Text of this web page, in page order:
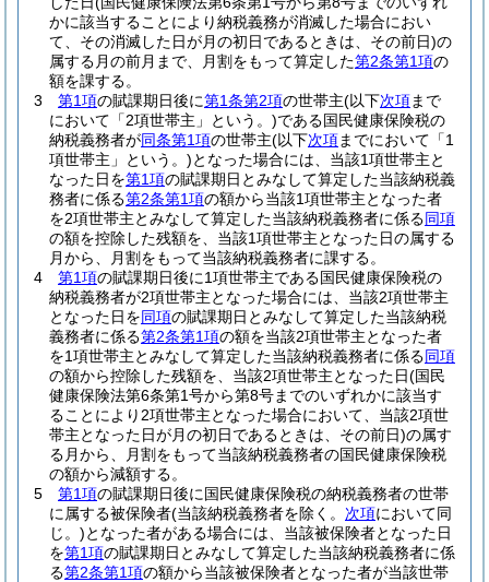
かに該当することにより納税義務が消滅した場合におい
て、その消滅した日が月の初日であるときは、その前日)の
属する月の前月まで、月割をもって算定した第2条第1項の
額を課する。
3
第1項の賦課期日後に第1条第2項の世帯主(以下次項まで
において「2項世帯主」という。)である国民健康保険税の
納税義務者が同条第1項の世帯主(以下次項までにおいて「1
項世帯主」という。)となった場合には、当該1項世帯主と
なった日を第1項の賦課期日とみなして算定した当該納税義
務者に係る第2条第1項の額から当該1項世帯主となった者
を2項世帯主とみなして算定した当該納税義務者に係る同項
の額を控除した残額を、当該1項世帯主となった日の属する
月から、月割をもって当該納税義務者に課する。
4
第1項の賦課期日後に1項世帯主である国民健康保険税の
納税義務者が2項世帯主となった場合には、当該2項世帯主
となった日を同項の賦課期日とみなして算定した当該納税
義務者に係る第2条第1項の額を当該2項世帯主となった者
を1項世帯主とみなして算定した当該納税義務者に係る同項
の額から控除した残額を、当該2項世帯主となった日(国民
健康保険法第6条第1号から第8号までのいずれかに該当す
ることにより2項世帯主となった場合において、当該2項世
帯主となった日が月の初日であるときは、その前日)の属す
る月から、月割をもって当該納税義務者の国民健康保険税
の額から減額する。
5
第1項の賦課期日後に国民健康保険税の納税義務者の世帯
に属する被保険者(当該納税義務者を除く。 次項において同
じ。)となった者がある場合には、当該被保険者となった日
を第1項の賦課期日とみなして算定した当該納税義務者に係
る第2条第1項の額から当該被保険者となった者が当該世帯